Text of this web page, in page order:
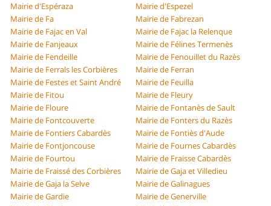
Mairie d'Espéraza
Mairie d'Espezel
Mairie de Fa
Mairie de Fabrezan
Mairie de Fajac en Val
Mairie de Fajac la Relenque
Mairie de Fanjeaux
Mairie de Félines Termenès
Mairie de Fendeille
Mairie de Fenouillet du Razès
Mairie de Ferrals les Corbières
Mairie de Ferran
Mairie de Festes et Saint André
Mairie de Feuilla
Mairie de Fitou
Mairie de Fleury
Mairie de Floure
Mairie de Fontanès de Sault
Mairie de Fontcouverte
Mairie de Fonters du Razès
Mairie de Fontiers Cabardès
Mairie de Fontiès d'Aude
Mairie de Fontjoncouse
Mairie de Fournes Cabardès
Mairie de Fourtou
Mairie de Fraisse Cabardès
Mairie de Fraissé des Corbières
Mairie de Gaja et Villedieu
Mairie de Gaja la Selve
Mairie de Galinagues
Mairie de Gardie
Mairie de Generville